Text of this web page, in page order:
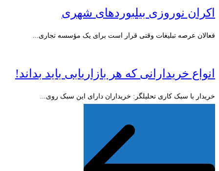
اکران نوروزی بیلبوردهای شهری
فعالان عرصه تبلیغات وقتی قرار است برای یک مؤسسه تجاری...
انواع خریدارانی که هر بازاریابی باید بداند!
خریدار با سبک کاری تحلیلگر: خریداران دارای این سبک روی...